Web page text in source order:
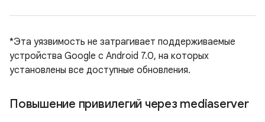
*Эта уязвимость не затрагивает поддерживаемые
устройства Google с Android 7.0, на которых
установлены все доступные обновления.
Повышение привилегий через mediaserver